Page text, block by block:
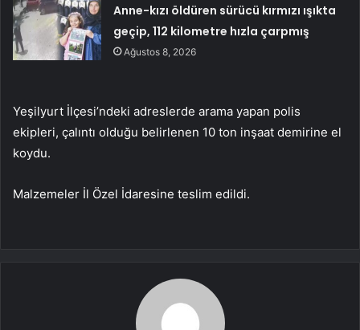
Anne-kızı öldüren sürücü kırmızı ışıkta
geçip, 112 kilometre hızla çarpmış
Ağustos 8, 2026
Yeşilyurt İlçesi’ndeki adreslerde arama yapan polis
ekipleri, çalıntı olduğu belirlenen 10 ton inşaat demirine el
koydu.
Malzemeler İl Özel İdaresine teslim edildi.